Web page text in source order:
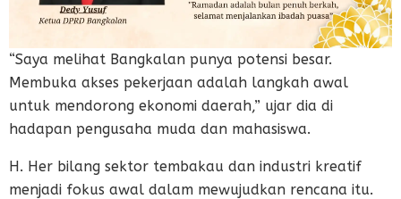
“Saya melihat Bangkalan punya potensi besar.
Membuka akses pekerjaan adalah langkah awal
untuk mendorong ekonomi daerah,” ujar dia di
hadapan pengusaha muda dan mahasiswa.
H. Her bilang sektor tembakau dan industri kreatif
menjadi fokus awal dalam mewujudkan rencana itu.